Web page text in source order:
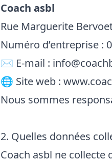
Coach asbl
Rue Marguerite
Numéro d’entreprise :
✉️ E-mail :
🌐 Site web :
Nous sommes
2. Quelles données
Coach asbl ne